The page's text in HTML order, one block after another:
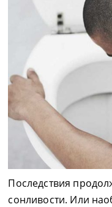
Последствия
сонливости. Или